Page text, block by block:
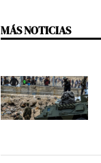
MÁS NOTICIAS